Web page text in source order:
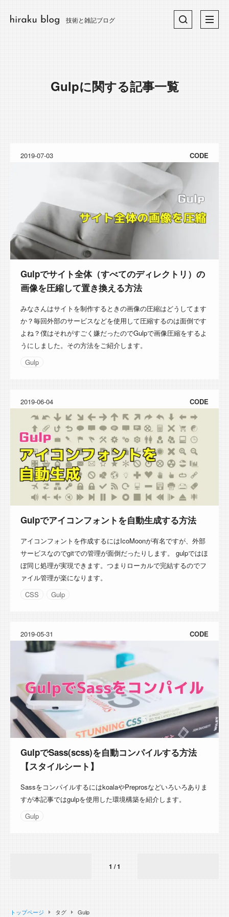
技術と雑記ブログ
Gulpに関する記事一覧
2019-07-03
Gulpでサイト全体（すべてのディレクトリ）の
画像を圧縮して置き換える方法
CODE
みなさんはサイトを制作するときの画像の圧縮はどうしてます
か？毎回外部のサービスなどを使用して圧縮するのは面倒です
よね？僕はそれがすごく嫌だったのでGulpで画像圧縮をするよ
うにしました。その方法をご紹介します。
Gulp
2019-06-04
Gulpでアイコンフォントを自動生成する方法
CODE
アイコンフォントを作成するにはIcoMoonが有名ですが、外部
サービスなのでgitでの管理が面倒だったりします。 gulpではほ
ぼ同じ処理が実現できます。つまりローカルで完結するのでフ
ァイル管理が楽になります。
CSS
Gulp
2019-05-31
GulpでSass(scss)を自動コンパイルする方法
【スタイルシート】
CODE
SassをコンパイルするにはkoalaやPreprosなどいろいろありま
すが本記事ではgulpを使用した環境構築を紹介します。
Gulp
1 /1
トップページ タグ Gulp